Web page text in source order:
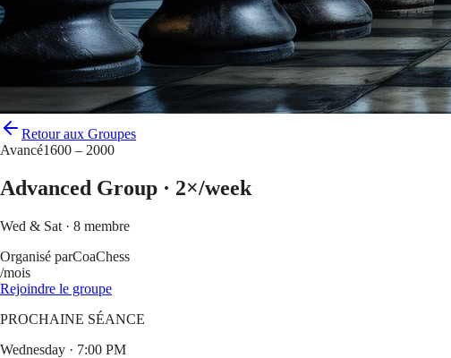
Retour aux Groupes
Avancé1600 – 2000
Advanced Group · 2×/week
Wed & Sat · 8 membre
Organisé parCoaChess
/mois
Rejoindre le groupe
PROCHAINE SÉANCE
Wednesday · 7:00 PM